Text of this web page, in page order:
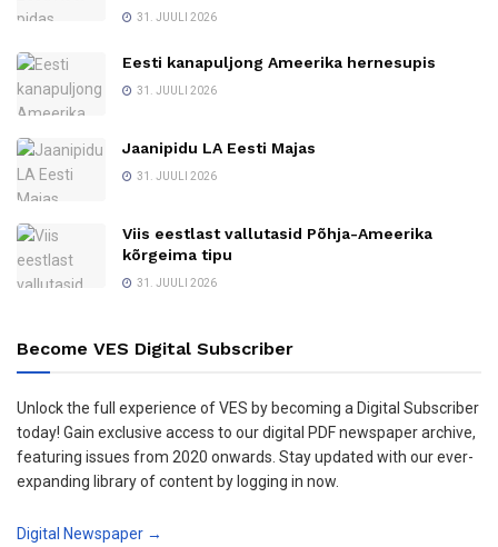
31. JUULI 2026
Eesti kanapuljong Ameerika hernesupis
31. JUULI 2026
Jaanipidu LA Eesti Majas
31. JUULI 2026
Viis eestlast vallutasid Põhja-Ameerika
kõrgeima tipu
31. JUULI 2026
Become VES Digital Subscriber
Unlock the full experience of VES by becoming a Digital Subscriber
today! Gain exclusive access to our digital PDF newspaper archive,
featuring issues from 2020 onwards. Stay updated with our ever-
expanding library of content by logging in now.
Digital Newspaper →